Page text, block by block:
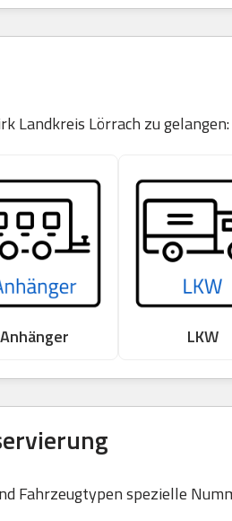
Landkreis Lörrach zu gelangen:
Anhänger LKW
Fahrzeugtypen spezielle